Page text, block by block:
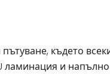
където
и